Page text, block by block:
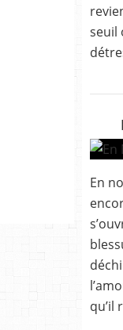
seuil
En
qu’il